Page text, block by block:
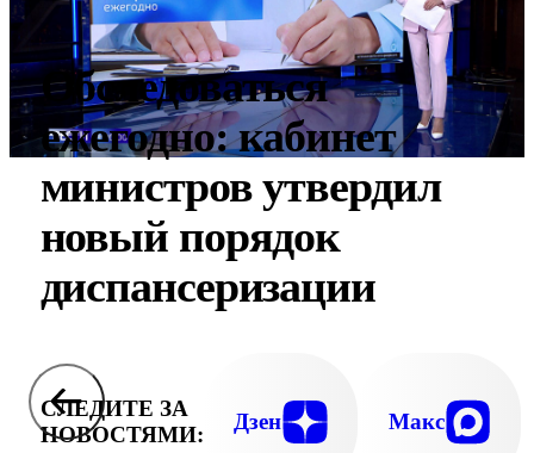
Обследоваться
ежегодно: кабинет
министров утвердил
новый порядок
диспансеризации
СЛЕДИТЕ ЗА
НОВОСТЯМИ:
Дзен Макс